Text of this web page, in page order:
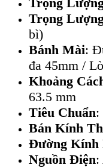
Trọng
bì)
Bánh Mài:
đa 45mm /
Khoảng
63.5 mm
Tiêu Chuẩn:
Bán Kính
Đường Kính
Nguồn Điện: